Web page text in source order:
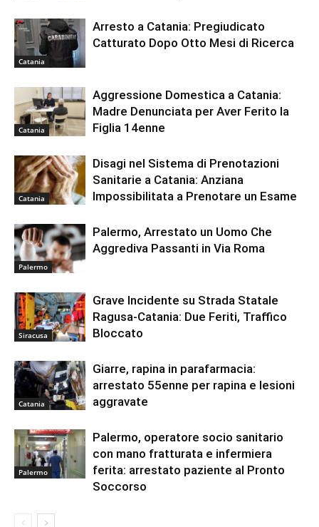
Catania
Arresto a Catania: Pregiudicato
Catturato Dopo Otto Mesi di Ricerca
Catania
Aggressione Domestica a Catania:
Madre Denunciata per Aver Ferito la
Figlia 14enne
Catania
Disagi nel Sistema di Prenotazioni
Sanitarie a Catania: Anziana
Impossibilitata a Prenotare un Esame
Palermo
Palermo, Arrestato un Uomo Che
Aggrediva Passanti in Via Roma
Siracusa
Grave Incidente su Strada Statale
Ragusa-Catania: Due Feriti, Traffico
Bloccato
Catania
Giarre, rapina in parafarmacia:
arrestato 55enne per rapina e lesioni
aggravate
Palermo
Palermo, operatore socio sanitario
con mano fratturata e infermiera
ferita: arrestato paziente al Pronto
Soccorso